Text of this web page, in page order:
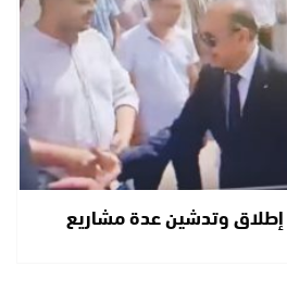
إطلاق وتدشين عدة مشاريع